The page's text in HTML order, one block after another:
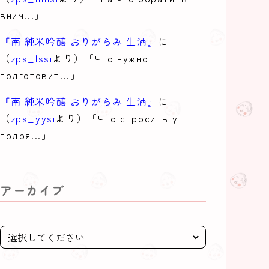
вним...」
『南 純米吟醸 おりがらみ 生酒』 に
（zps_lssi より）「Что нужно
подготовит...」
『南 純米吟醸 おりがらみ 生酒』 に
（zps_yysi より）「Что спросить у
подря...」
アーカイブ